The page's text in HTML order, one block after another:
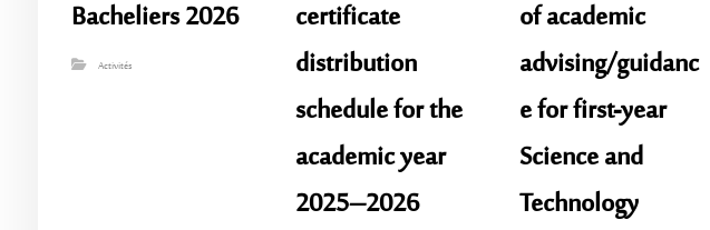
Bacheliers 2026
Activités
certificate
distribution
schedule for the
academic year
2025–2026
of academic
advising/guidanc
e for first-year
Science and
Technology